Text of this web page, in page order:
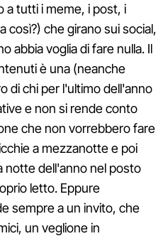
a tutti i meme, i post, i
così?) che girano sui social,
abbia voglia di fare nulla. Il
è una (neanche
di chi per l'ultimo dell'anno
e non si rende conto
che non vorrebbero fare
a mezzanotte e poi
notte dell'anno nel posto
letto. Eppure
sempre a un invito, che
un veglione in